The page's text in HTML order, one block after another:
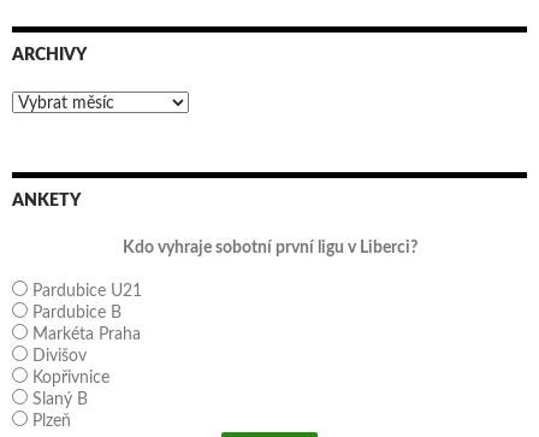
ARCHIVY
Archivy
ANKETY
Kdo vyhraje sobotní první ligu v Liberci?
Pardubice U21
Pardubice B
Markéta Praha
Divišov
Kopřivnice
Slaný B
Plzeň